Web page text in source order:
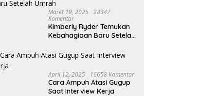
Maret 19, 2025
28347
Komentar
Kimberly Ryder Temukan
Kebahagiaan Baru Setelah
April 12, 2025 16658 Komentar
Cara Ampuh Atasi Gugup
Saat Interview Kerja